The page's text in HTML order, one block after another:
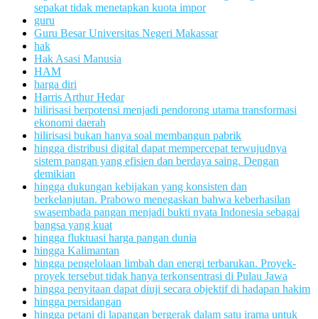
sepakat tidak menetapkan kuota impor
guru
Guru Besar Universitas Negeri Makassar
hak
Hak Asasi Manusia
HAM
harga diri
Harris Arthur Hedar
hilirisasi berpotensi menjadi pendorong utama transformasi
ekonomi daerah
hilirisasi bukan hanya soal membangun pabrik
hingga distribusi digital dapat mempercepat terwujudnya
sistem pangan yang efisien dan berdaya saing. Dengan
demikian
hingga dukungan kebijakan yang konsisten dan
berkelanjutan. Prabowo menegaskan bahwa keberhasilan
swasembada pangan menjadi bukti nyata Indonesia sebagai
bangsa yang kuat
hingga fluktuasi harga pangan dunia
hingga Kalimantan
hingga pengelolaan limbah dan energi terbarukan. Proyek-
proyek tersebut tidak hanya terkonsentrasi di Pulau Jawa
hingga penyitaan dapat diuji secara objektif di hadapan hakim
hingga persidangan
hingga petani di lapangan bergerak dalam satu irama untuk